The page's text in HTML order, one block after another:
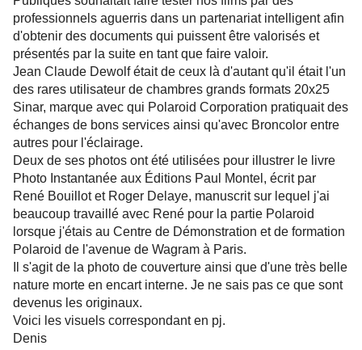
professionnels aguerris dans un partenariat intelligent afin
d'obtenir des documents qui puissent être valorisés et
présentés par la suite en tant que faire valoir.
Jean Claude Dewolf était de ceux là d'autant qu'il était l'un
des rares utilisateur de chambres grands formats 20x25
Sinar, marque avec qui Polaroid Corporation pratiquait des
échanges de bons services ainsi qu'avec Broncolor entre
autres pour l'éclairage.
Deux de ses photos ont été utilisées pour illustrer le livre
Photo Instantanée aux Éditions Paul Montel, écrit par
René Bouillot et Roger Delaye, manuscrit sur lequel j'ai
beaucoup travaillé avec René pour la partie Polaroid
lorsque j'étais au Centre de Démonstration et de formation
Polaroid de l'avenue de Wagram à Paris.
Il s'agit de la photo de couverture ainsi que d'une très belle
nature morte en encart interne. Je ne sais pas ce que sont
devenus les originaux.
Voici les visuels correspondant en pj.
Denis